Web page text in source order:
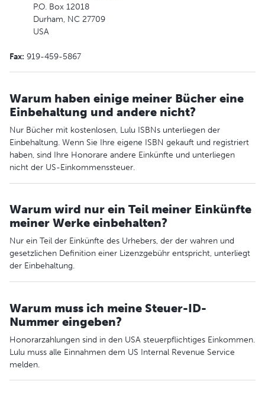
P.O. Box 12018
Durham, NC 27709
USA
Fax: 919-459-5867
Warum haben einige meiner Bücher eine
Einbehaltung und andere nicht?
Nur Bücher mit kostenlosen, Lulu ISBNs unterliegen der
Einbehaltung. Wenn Sie Ihre eigene ISBN gekauft und registriert
haben, sind Ihre Honorare andere Einkünfte und unterliegen
nicht der US-Einkommenssteuer.
Warum wird nur ein Teil meiner Einkünfte
meiner Werke einbehalten?
Nur ein Teil der Einkünfte des Urhebers, der der wahren und
gesetzlichen Definition einer Lizenzgebühr entspricht, unterliegt
der Einbehaltung.
Warum muss ich meine Steuer-ID-
Nummer eingeben?
Honorarzahlungen sind in den USA steuerpflichtiges Einkommen.
Lulu muss alle Einnahmen dem US Internal Revenue Service
melden.